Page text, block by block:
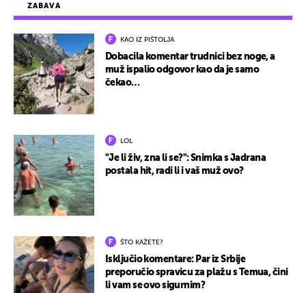
ZABAVA
KAO IZ PIŠTOLJA
Dobacila komentar trudnici bez noge, a
muž ispalio odgovor kao da je samo
čekao…
LOL
"Je li živ, zna li se?": Snimka s Jadrana
postala hit, radi li i vaš muž ovo?
ŠTO KAŽETE?
Isključio komentare: Par iz Srbije
preporučio spravicu za plažu s Temua, čini
li vam se ovo sigurnim?